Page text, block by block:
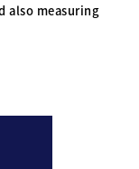
also measuring